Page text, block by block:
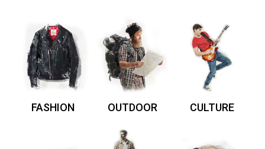
FASHION OUTDOOR CULTURE